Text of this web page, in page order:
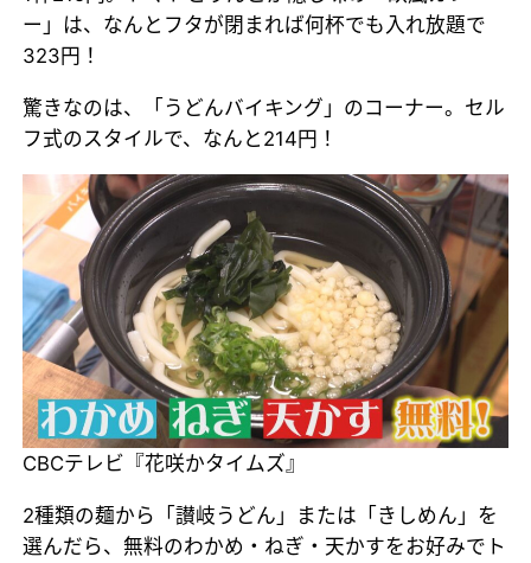
ー」は、なんとフタが閉まれば何杯でも入れ放題で
323円！
驚きなのは、「うどんバイキング」のコーナー。セル
フ式のスタイルで、なんと214円！
CBCテレビ『花咲かタイムズ』
2種類の麺から「讃岐うどん」または「きしめん」を
選んだら、無料のわかめ・ねぎ・天かすをお好みでト